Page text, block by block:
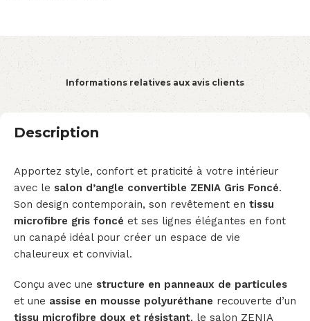
Informations relatives aux avis clients
Description
Apportez style, confort et praticité à votre intérieur
avec le salon d’angle convertible ZENIA Gris Foncé.
Son design contemporain, son revêtement en tissu
microfibre gris foncé et ses lignes élégantes en font
un canapé idéal pour créer un espace de vie
chaleureux et convivial.
Conçu avec une structure en panneaux de particules
et une assise en mousse polyuréthane recouverte d’un
tissu microfibre doux et résistant, le salon ZENIA